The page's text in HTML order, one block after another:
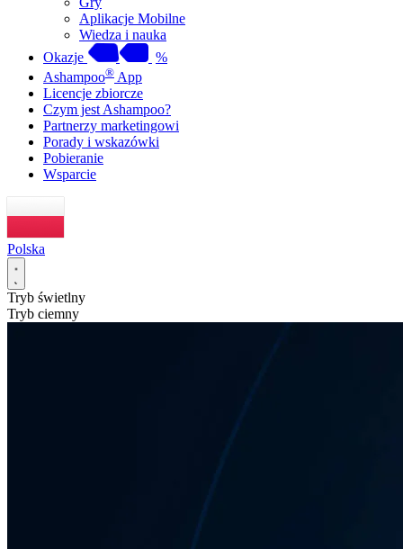
Aplikacje Mobilne
Wiedza i nauka
Okazje
%
Ashampoo® App
Licencje zbiorcze
Czym jest Ashampoo?
Partnerzy marketingowi
Porady i wskazówki
Pobieranie
Wsparcie
Polska
Tryb świetlny
Tryb ciemny